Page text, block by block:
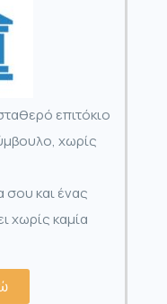
επιτόκιο
χωρίς
σου και ένας
χωρίς καμία